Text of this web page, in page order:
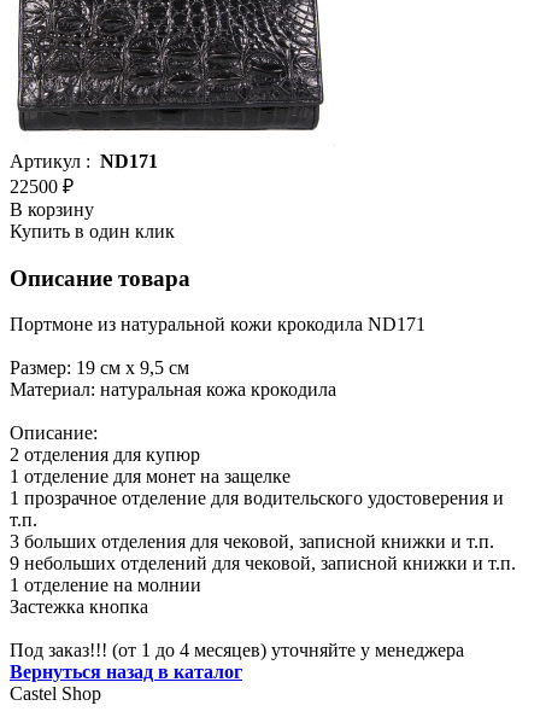
Артикул : ND171
22500 ₽
В корзину
Купить в один клик
Описание товара
Портмоне из натуральной кожи крокодила ND171
Размер: 19 см х 9,5 см
Материал: натуральная кожа крокодила
Описание:
2 отделения для купюр
1 отделение для монет на защелке
1 прозрачное отделение для водительского удостоверения и
т.п.
3 больших отделения для чековой, записной книжки и т.п.
9 небольших отделений для чековой, записной книжки и т.п.
1 отделение на молнии
Застежка кнопка
Под заказ!!! (от 1 до 4 месяцев) уточняйте у менеджера
Вернуться назад в каталог
Castel Shop